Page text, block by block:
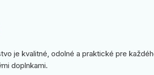
je kvalitné, odolné a praktické pre
doplnkami.